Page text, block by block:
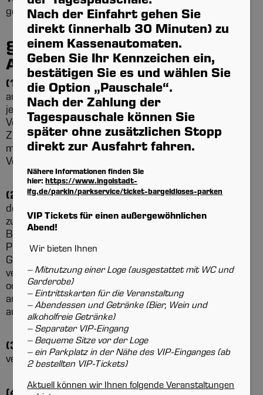
gefährdet wird.
§ 5 Aufenthalt in der SATURN-
Arena
(1)
In der SATURN-Arena dürfen sich nur Personen
aufhalten, die über eine gültige Eintrittskarte für die
jeweilige Veranstaltung oder eine am
Veranstaltungstag gültige, sonstige
Zugangsberechtigung verfügen. Diese ist ständig
mit sich zu führen und dem Ordnungsdienst auf
Verlangen vorzulegen.
(2)
Teilnehmer an einer Veranstaltung dürfen nur
den mit der Eintrittskarte oder Dauerkarte
zugewiesenen Sitzplatz, Stehplatzbereich oder VIP-
Bereich einnehmen. Der Ordnungsdienst kann einen
Platzwechsel genehmigen, wenn dadurch keine
Gefahren verursacht werden. Die Besucher sind
verpflichtet, auf Anordnung des Sicherheitsdienstes
oder der Polizei zur Abwehr von Gefahren einen
anderen als den auf der Eintrittskarte
ausgewiesenen Platz einzunehmen.
(3)
Die mit sonstigen Zugangsberechtigungen
verbundenen Einschränkungen sind zu beachten.
Nach der Einfahrt gehen Sie
direkt (innerhalb 30 Minuten) zu
einem Kassenautomaten.
Geben Sie Ihr Kennzeichen ein,
bestätigen Sie es und wählen Sie
die Option „Pauschale“.
Nach der Zahlung der
Tagespauschale können Sie
später ohne zusätzlichen Stopp
direkt zur Ausfahrt fahren.
Nähere Informationen finden Sie
hier: https://www.ingolstadt-
ifg.de/parkin/parkservice/ticket-bargeldloses-parken
VIP Tickets für einen außergewöhnlichen
Abend!
Wir bieten Ihnen
– Mitnutzung einer Loge (ausgestattet mit WC und
Garderobe)
– Eintrittskarten für die Veranstaltung
– Abendessen und Getränke (Bier, Wein und
alkoholfreie Getränke)
– Separater VIP-Eingang
– Bequeme Sitze vor der Loge
– ein Parkplatz in der Nähe des VIP-Einganges (ab
2 bestellten VIP-Tickets)
Aktuell können wir Ihnen folgende Veranstaltungen